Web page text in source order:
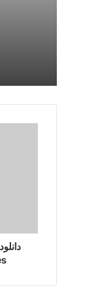
pKa
Values